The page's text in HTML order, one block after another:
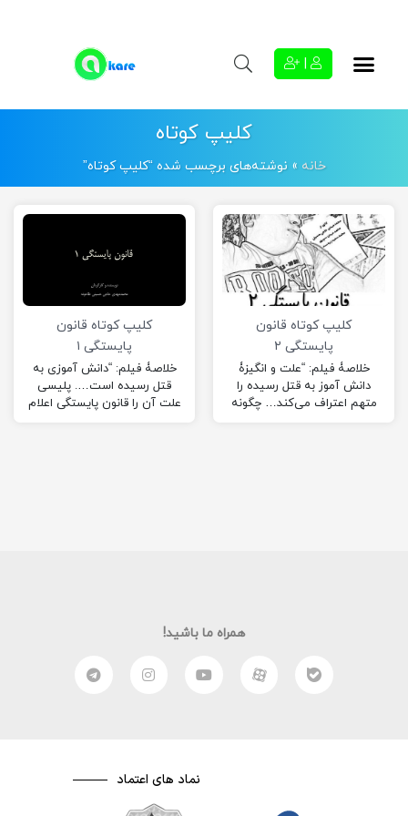
کلیپ کوتاه
خانه » نوشته‌های برچسب شده “کلیپ کوتاه”
کلیپ کوتاه قانون
پایستگی ۲
خلاصۀ فیلم: “علت و انگیزۀ
دانش آموز به قتل رسیده را
متهم اعتراف می‌کند… چگونه
کلیپ کوتاه قانون
پایستگی ۱
خلاصۀ فیلم: “دانش آموزی به
قتل رسیده است…. پلیسی
علت آن را قانون پایستگی اعلام
همراه ما باشید!
نماد های اعتماد